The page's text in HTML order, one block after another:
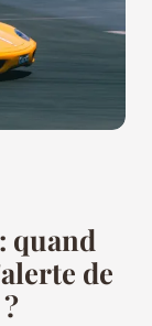
quand
de